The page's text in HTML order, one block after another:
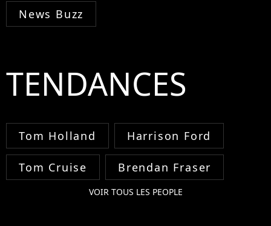
News Buzz
TENDANCES
Tom Holland Harrison Ford
Tom Cruise Brendan Fraser
VOIR TOUS LES PEOPLE